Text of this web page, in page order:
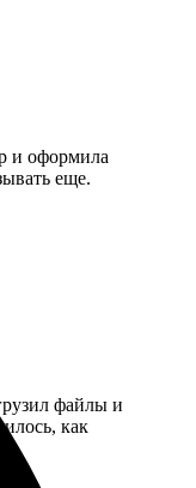
и оформила
еще.
файлы и
как